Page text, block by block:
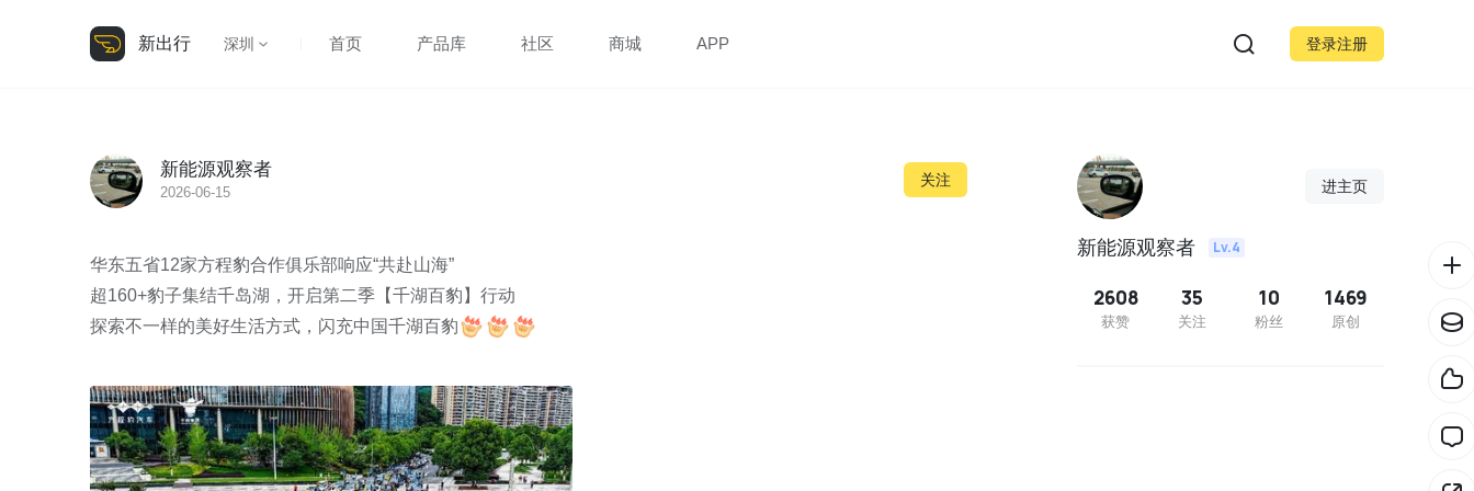
新出行 深圳 首页 产品库 社区 商城 APP 登录注册
新能源观察者
2026-06-15
关注
华东五省12家方程豹合作俱乐部响应“共赴山海”
超160+豹子集结千岛湖，开启第二季【千湖百豹】行动
探索不一样的美好生活方式，闪充中国千湖百豹
进主页
新能源观察者 Lv.4
2608
获赞
35
关注
10
粉丝
1469
原创